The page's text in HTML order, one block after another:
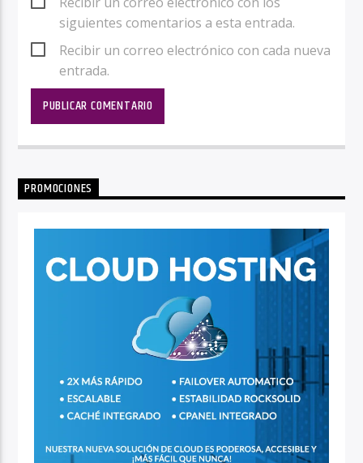
siguientes comentarios a esta entrada.
Recibir un correo electrónico con cada nueva
entrada.
PROMOCIONES